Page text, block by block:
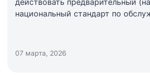
национальный стандарт по
транспорт и туркомпании. Особый
сделан на приеме гостей из Китая.
07 марта, 2026